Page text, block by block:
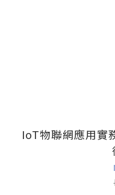
IoT物聯網應用實